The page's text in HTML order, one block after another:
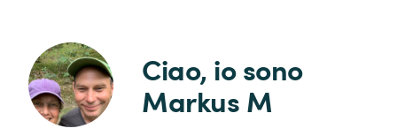
Ciao, io sono
Markus M